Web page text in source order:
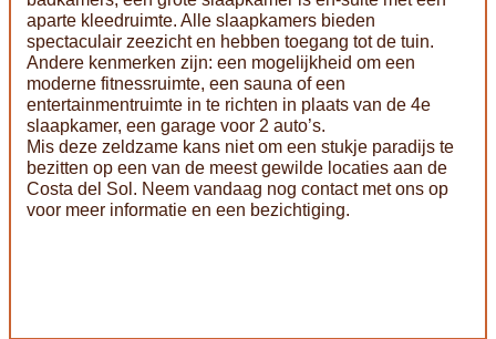
aparte kleedruimte. Alle slaapkamers bieden
spectaculair zeezicht en hebben toegang tot de tuin.
Andere kenmerken zijn: een mogelijkheid om een
moderne fitnessruimte, een sauna of een
entertainmentruimte in te richten in plaats van de 4e
slaapkamer, een garage voor 2 auto’s.
Mis deze zeldzame kans niet om een stukje paradijs te
bezitten op een van de meest gewilde locaties aan de
Costa del Sol. Neem vandaag nog contact met ons op
voor meer informatie en een bezichtiging.